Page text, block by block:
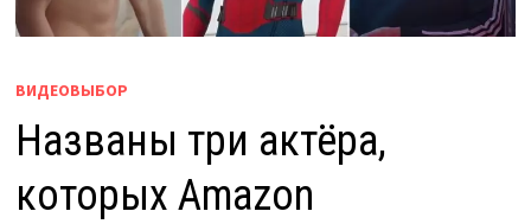
ВИДЕОВЫБОР
Названы три актёра,
которых Amazon